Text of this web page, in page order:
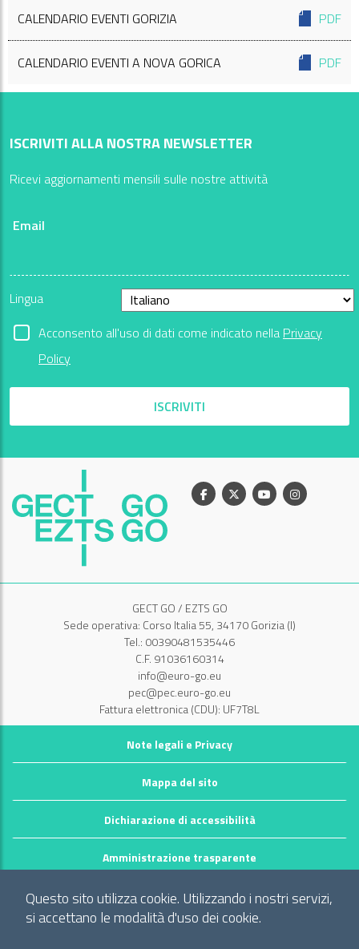
Questo sito utilizza cookie. Utilizzando i nostri servizi,
si accettano le modalità d'uso dei cookie.
CALENDARIO EVENTI GORIZIA PDF
CALENDARIO EVENTI A NOVA GORICA PDF
ISCRIVITI ALLA NOSTRA NEWSLETTER
Ricevi aggiornamenti mensili sulle nostre attività
Email
Lingua
Acconsento all'uso di dati come indicato nella Privacy
Policy
ISCRIVITI
Facebook
X YoutubeInstagram
GECT GO / EZTS GO
Sede operativa: Corso Italia 55, 34170 Gorizia (I)
Tel.: 00390481535446
C.F. 91036160314
info@euro-go.eu
pec@pec.euro-go.eu
Fattura elettronica (CDU): UF7T8L
Note legali e Privacy
Mappa del sito
Dichiarazione di accessibilità
Amministrazione trasparente
©2026 GECT GO / EZTS GO
Realizzato da infoFactory Web Agency.